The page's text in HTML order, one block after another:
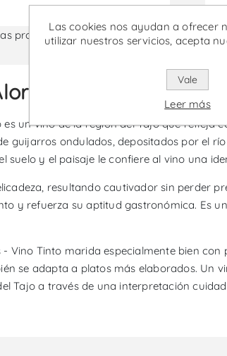
promociones están disponibles desde el
Reserva das
un vino de la región del Tajo que
guijarros ondulados, depositados por el
suelo y el paisaje le confiere al vino una
resultando cautivador sin perder
y refuerza su aptitud gastronómica. Es
Vino Tinto marida especialmente bien
se adapta a platos más elaborados. Un
Tajo a través de una interpretación
Las cookies nos ayudan a ofrecer
utilizar nuestros servicios, acepta
Vale
Leer más